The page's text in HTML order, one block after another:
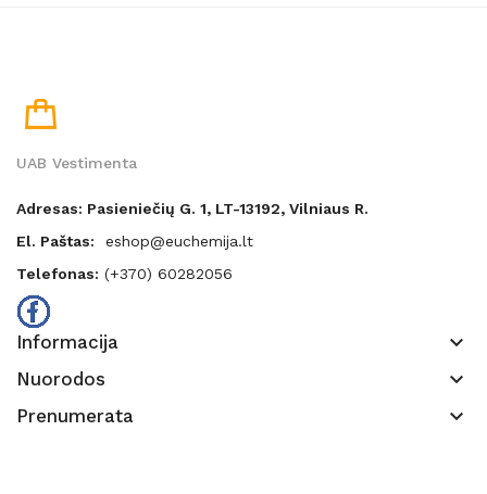
UAB Vestimenta
Adresas: Pasieniečių G. 1, LT-13192, Vilniaus R.
El. Paštas:
eshop@euchemija.lt
Telefonas: (+370) 60282056
Informacija keyboard_arrow_down
Nuorodos keyboard_arrow_down
Prenumerata keyboard_arrow_down